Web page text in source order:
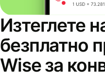
Изтеглете
безплатно
Wise за